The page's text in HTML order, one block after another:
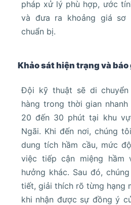
pháp xử lý phù hợp, ước
và đưa ra khoảng giá sơ
chuẩn bị.
Khảo sát hiện trạng và
Đội kỹ thuật sẽ di
hàng trong thời gian
20 đến 30 phút tại khu
Ngãi. Khi đến nơi, chúng
dung tích hầm cầu, mức
việc tiếp cận miệng hầm
hưởng khác. Sau đó,
tiết, giải thích rõ từng hạng
khi nhận được sự đồng ý